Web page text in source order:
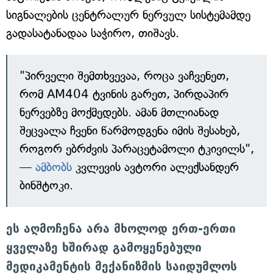
სიგნალების ცენტრალურ ნერვულ სისტემამდე
გადასატანადაა საჭირო, თიშავს.
"პირველი შემთხვევაა, როცა ვაჩვენეთ,
რომ AM404 ტვინის გარეთ, პირდაპირ
ნერვებზე მოქმედებს. ამან მთლიანად
შეცვალა ჩვენი წარმოდგენა იმის შესახებ,
როგორ ებრძვის პარაცეტამოლი ტკივილს",
— ამბობს კვლევის ავტორი ალექსანდერ
ბინშტოკი.
ეს აღმოჩენა არა მხოლოდ ერთ-ერთი
ყველაზე ხშირად გამოყენებული
მედიკამენტის მექანიზმის საიდუმლოს